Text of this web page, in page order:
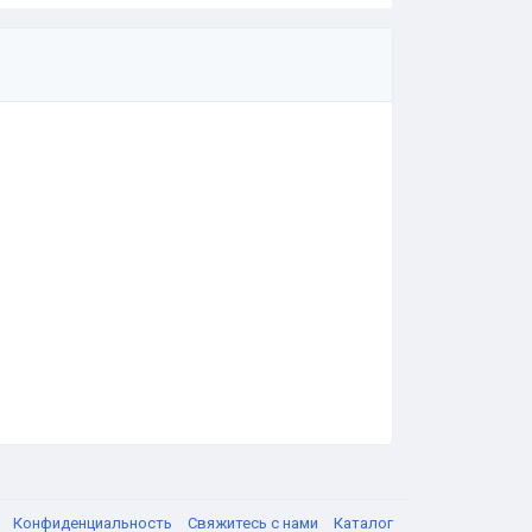
Конфиденциальность Свяжитесь с нами Каталог